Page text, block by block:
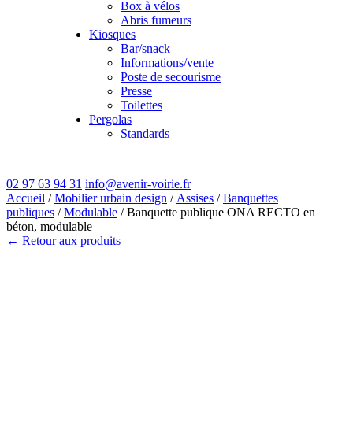
Box à vélos
Abris fumeurs
Kiosques
Bar/snack
Informations/vente
Poste de secourisme
Presse
Toilettes
Pergolas
Standards
02 97 63 94 31 info@avenir-voirie.fr
Accueil /Mobilier urbain design / Assises /Banquettes
publiques /Modulable / Banquette publique ONA RECTO en
béton, modulable
← Retour aux produits